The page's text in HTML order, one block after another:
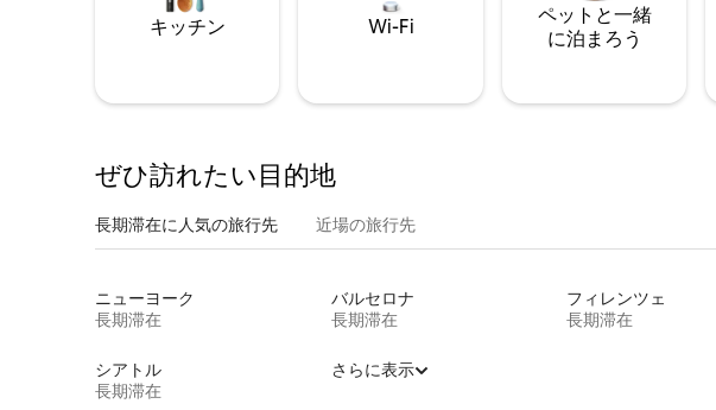
キッチン Wi-Fi
ペットと一緒
に泊まろう
ぜひ訪⁠れ⁠た⁠い目⁠的⁠地
長期滞在に人気の旅行先 近場の旅行先
ニューヨーク
長期滞在
バルセロナ
長期滞在
フィレンツェ
長期滞在
シアトル
長期滞在
さらに表示